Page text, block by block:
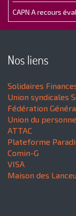
CAPN A recours
Nos liens
Solidaires
Union syndicales
Fédération
Union du
ATTAC
Plateforme
Comin-G
VISA
Maison des